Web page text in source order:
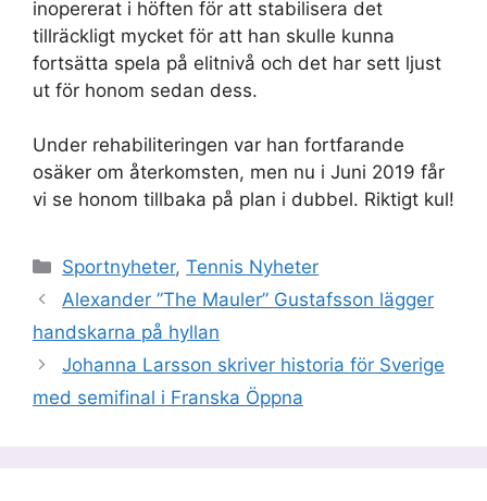
inopererat i höften för att stabilisera det
tillräckligt mycket för att han skulle kunna
fortsätta spela på elitnivå och det har sett ljust
ut för honom sedan dess.
Under rehabiliteringen var han fortfarande
osäker om återkomsten, men nu i Juni 2019 får
vi se honom tillbaka på plan i dubbel. Riktigt kul!
Kategorier
Sportnyheter,Tennis Nyheter
Alexander ”The Mauler” Gustafsson lägger
handskarna på hyllan
Johanna Larsson skriver historia för Sverige
med semifinal i Franska Öppna